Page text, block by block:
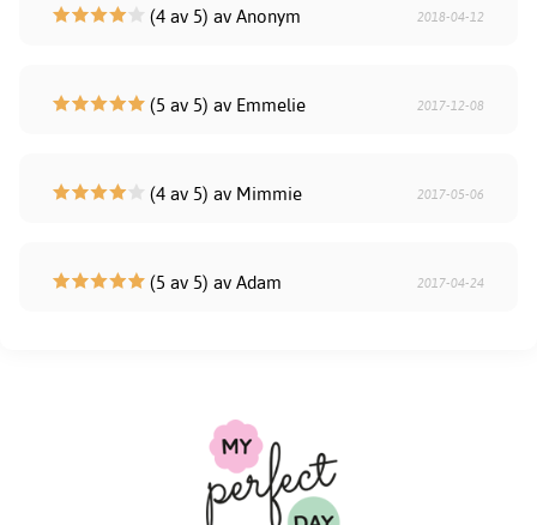
(4 av 5) av Anonym 2018-04-12
(5 av 5) av Emmelie 2017-12-08
(4 av 5) av Mimmie 2017-05-06
(5 av 5) av Adam 2017-04-24